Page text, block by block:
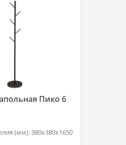
Пико 6
(мм): 380x380x1650